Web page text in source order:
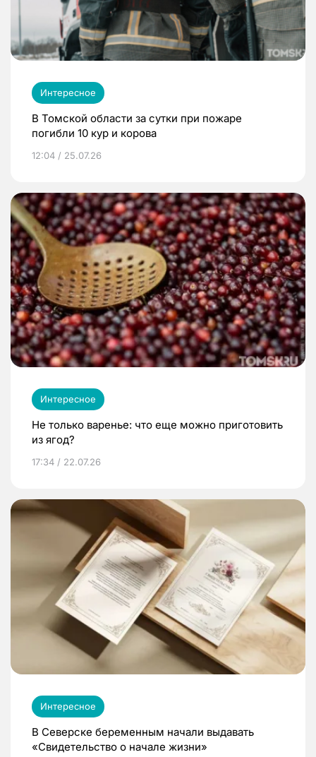
Интересное
В Томской области за сутки при пожаре
погибли 10 кур и корова
12:04 / 25.07.26
Интересное
Не только варенье: что еще можно приготовить
из ягод?
17:34 / 22.07.26
Интересное
В Северске беременным начали выдавать
«Свидетельство о начале жизни»